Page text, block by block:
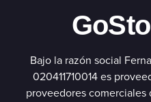
Bajo la razón social
020411710014 es
proveedores comerciales